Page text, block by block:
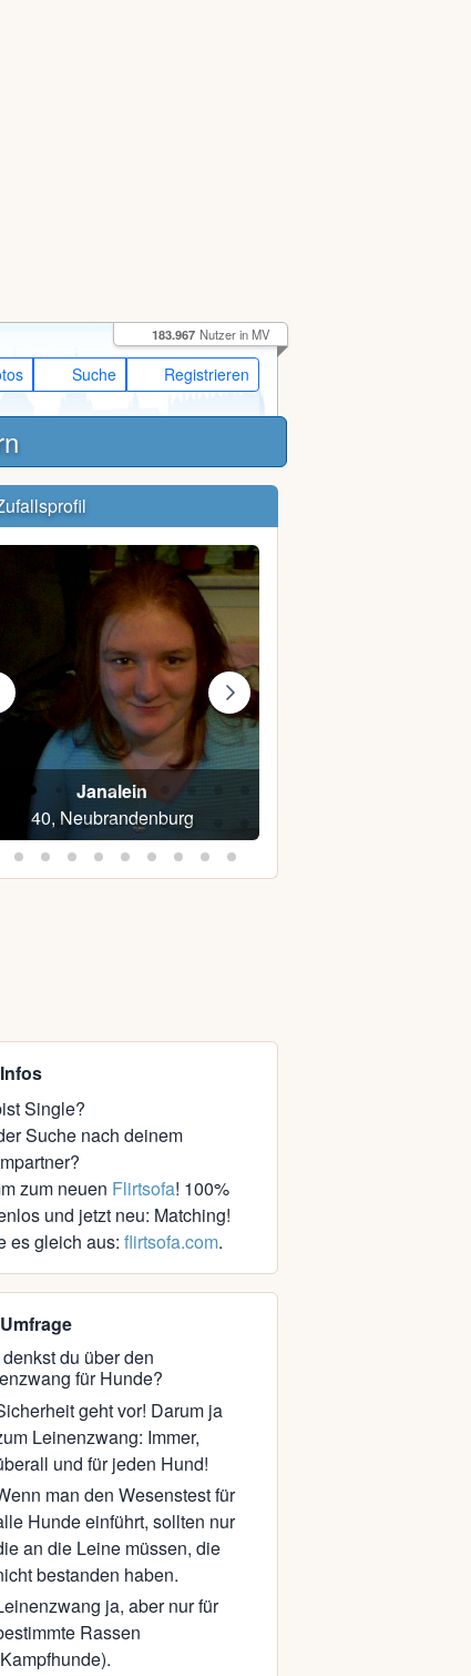
Suche Registrieren
183.967 Nutzer in MV
Janalein
40, Neubrandenburg
Infos
Single?
Suche nach deinem
zum neuen Flirtsofa! 100%
und jetzt neu: Matching!
es gleich aus: flirtsofa.com.
Umfrage
du über den
für Hunde?
geht vor! Darum ja
Leinenzwang: Immer,
und für jeden Hund!
man den Wesenstest für
Hunde einführt, sollten nur
an die Leine müssen, die
bestanden haben.
ja, aber nur für
Rassen